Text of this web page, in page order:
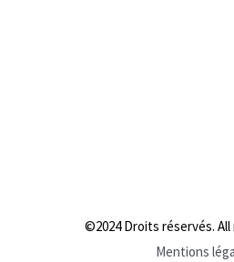
©2024 Droits réservés.
Mentions